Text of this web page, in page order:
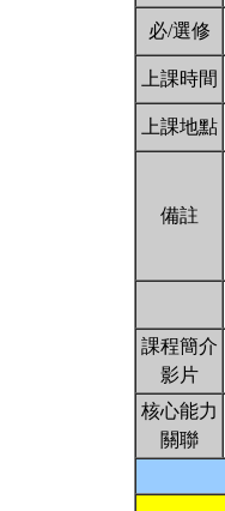
必/選修
上課時間
上課地點
備註
課程簡介
影片
核心能力
關聯